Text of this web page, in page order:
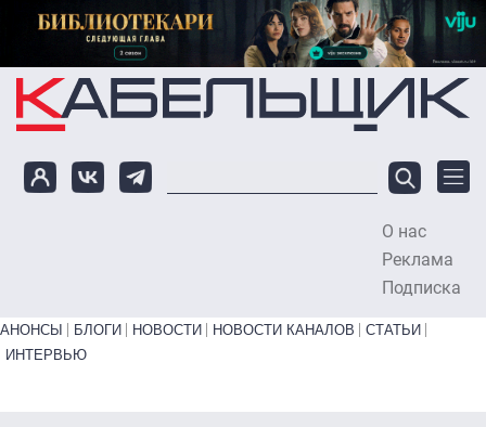
Перейти к основному содержанию
О нас
Реклама
Подписка
Primary links bottom
АНОНСЫ БЛОГИ НОВОСТИ НОВОСТИ КАНАЛОВ
СТАТЬИ
ИНТЕРВЬЮ